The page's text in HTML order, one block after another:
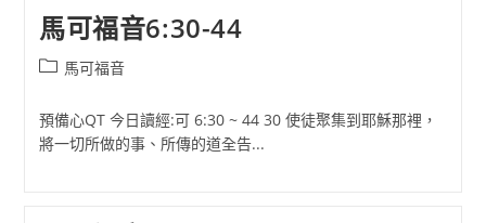
馬可福音6:30-44
Post馬可福音
預備心QT 今日讀經:可 6:30 ~ 44 30 使徒聚集到耶穌那裡，
將一切所做的事、所傳的道全告...